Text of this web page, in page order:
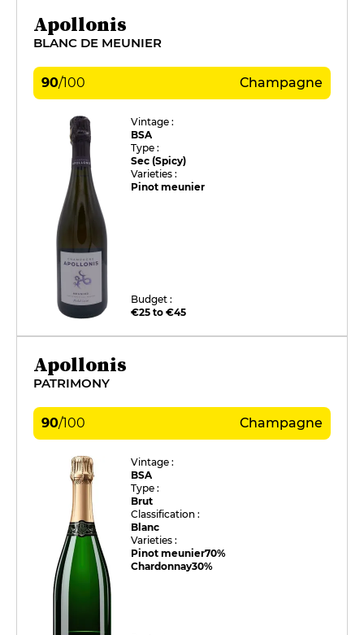
Apollonis
BLANC DE MEUNIER
90/100 Champagne
Vintage :
BSA
Type :
Sec (Spicy)
Varieties :
Pinot meunier
Budget :
€25 to €45
Apollonis
PATRIMONY
90/100 Champagne
Vintage :
BSA
Type :
Brut
Classification :
Blanc
Varieties :
Pinot meunier70%
Chardonnay30%